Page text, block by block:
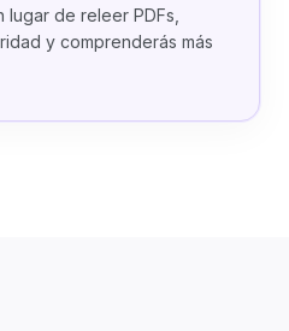
lugar de releer PDFs,
y comprenderás más